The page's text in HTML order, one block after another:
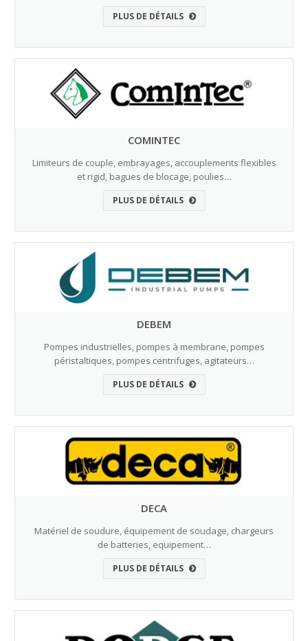
PLUS DE DÉTAILS
COMINTEC
Limiteurs de couple, embrayages, accouplements flexibles
et rigid, bagues de blocage, poulies…
PLUS DE DÉTAILS
DEBEM
Pompes industrielles, pompes à membrane, pompes
péristaltiques, pompes centrifuges, agitateurs…
PLUS DE DÉTAILS
DECA
Matériel de soudure, équipement de soudage, chargeurs
de batteries, equipement…
PLUS DE DÉTAILS